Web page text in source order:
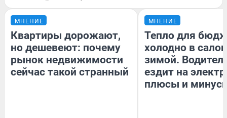
МНЕНИЕ
Квартиры дорожают,
но дешевеют: почему
рынок недвижимости
сейчас такой странный
МНЕНИЕ
Тепло для
холодно в
зимой.
ездит на
плюсы и